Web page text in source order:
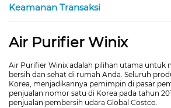
Keamanan Transaksi
Air Purifier Winix
Air Purifier Winix adalah pilihan utama untuk
bersih dan sehat di rumah Anda. Seluruh
Korea, menjadikannya pemimpin di pasar
penjualan nomor satu di Korea pada tahun
penjualan pembersih udara Global Costco.